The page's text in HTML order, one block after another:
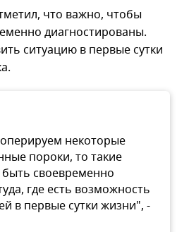
что важно, чтобы
диагностированы.
ситуацию в первые сутки
некоторые
пороки, то такие
своевременно
где есть возможность
в первые сутки жизни", -